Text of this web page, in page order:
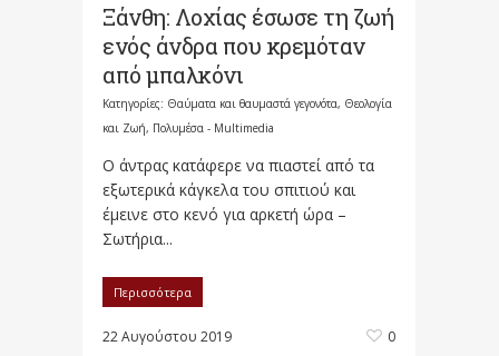
Ξάνθη: Λοχίας έσωσε τη ζωή
ενός άνδρα που κρεμόταν
από μπαλκόνι
Κατηγορίες: Θαύματα και θαυμαστά γεγονότα, Θεολογία
και Ζωή, Πολυμέσα - Multimedia
Ο άντρας κατάφερε να πιαστεί από τα
εξωτερικά κάγκελα του σπιτιού και
έμεινε στο κενό για αρκετή ώρα –
Σωτήρια...
Περισσότερα
22 Αυγούστου 2019 0